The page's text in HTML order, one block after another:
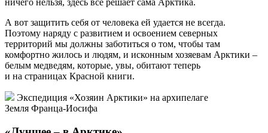
Евгений Иванов встретил и обследовал своего 101 медведя